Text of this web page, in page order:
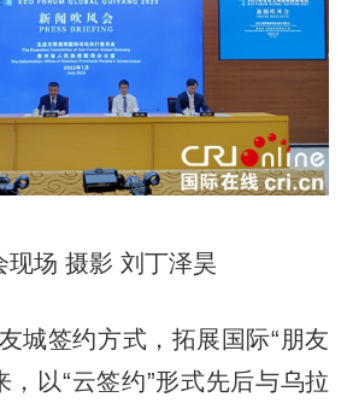
现场 摄影 刘丁泽昊
签约方式，拓展国际“朋友
，以“云签约”形式先后与乌拉